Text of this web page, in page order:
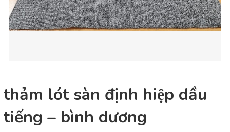
thảm lót sàn định hiệp dầu
tiếng – bình dương